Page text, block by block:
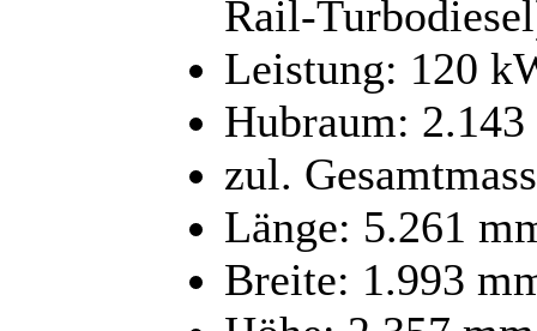
Rail-
Leistung: 120
Hubraum: 2.143
zul.
Länge: 5.261
Breite: 1.993